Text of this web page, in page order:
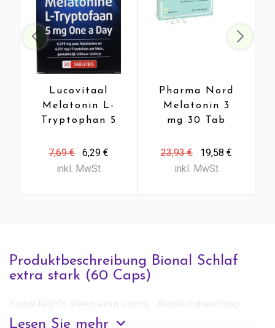
Produktbeschreibung Bional Schlaf
extra stark (60 Caps)
Lesen Sie mehr
Lucovitaal
Melatonin L-
Tryptophan 5
7,69 €
6,29 €
inkl. MwSt
Pharma Nord
Melatonin 3
mg 30 Tab
23,93 €
19,58 €
inkl. MwSt